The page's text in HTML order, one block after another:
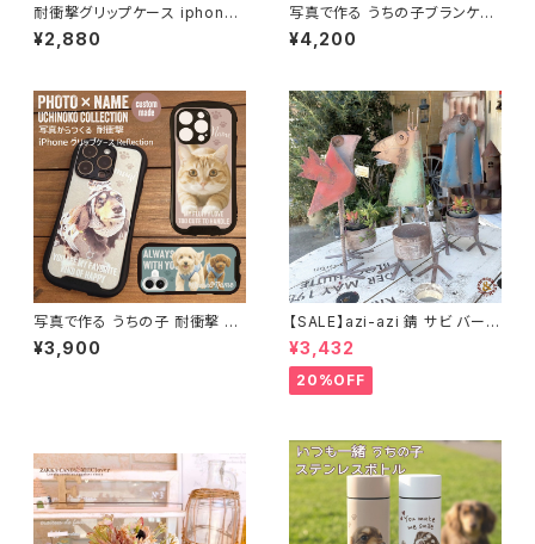
耐衝撃グリップケース iphone
ユーズドデニムプリント スマホ
ケース
¥2,880
写真で作る うちの子ブランケッ
ト 名入れ対応 / 【メール便対応
全国一律 送料無料】
¥4,200
写真で作る うちの子 耐衝撃 Re
flection グリップ iPhoneケー
ス
¥3,900
【SALE】azi-azi 錆 サビ バード
メタルプランター
¥3,432
20%OFF